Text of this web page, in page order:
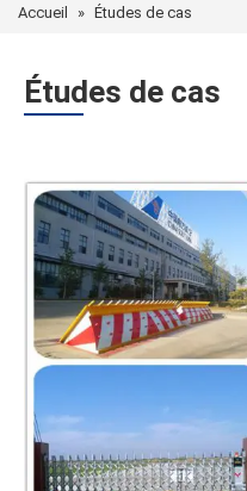
Accueil » Études de cas
Études de cas